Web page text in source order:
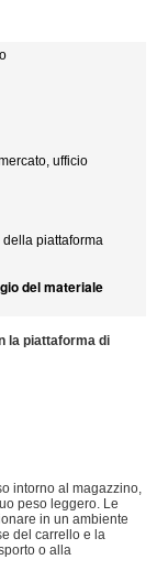
ufficio
piattaforma
del materiale
la piattaforma di
intorno al magazzino,
peso leggero. Le
in un ambiente
del carrello e la
o alla